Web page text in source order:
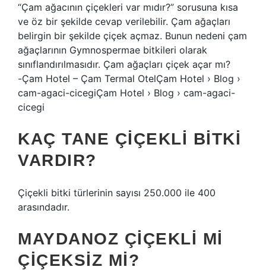
“Çam ağacının çiçekleri var mıdır?” sorusuna kısa
ve öz bir şekilde cevap verilebilir. Çam ağaçları
belirgin bir şekilde çiçek açmaz. Bunun nedeni çam
ağaçlarının Gymnospermae bitkileri olarak
sınıflandırılmasıdır. Çam ağaçları çiçek açar mı?
-Çam Hotel – Çam Termal OtelÇam Hotel › Blog ›
cam-agaci-cicegiÇam Hotel › Blog › cam-agaci-
cicegi
KAÇ TANE ÇIÇEKLI BITKI
VARDIR?
Çiçekli bitki türlerinin sayısı 250.000 ile 400
arasındadır.
MAYDANOZ ÇIÇEKLI MI
ÇIÇEKSIZ MI?